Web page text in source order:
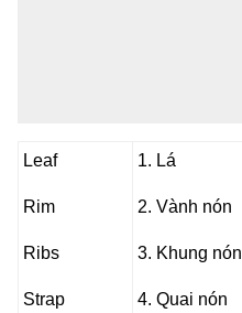
Leaf
Rim
Ribs
Strap
1. Lá
2. Vành nón
3. Khung nón
4. Quai nón